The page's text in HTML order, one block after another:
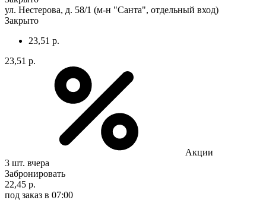
ул. Нестерова, д. 58/1 (м-н "Санта", отдельный вход)
Закрыто
23,51 р.
23,51 р.
Акции
3 шт. вчера
Забронировать
22,45 р.
под заказ в 07:00